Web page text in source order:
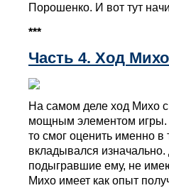
Порошенко. И вот тут
***
Часть 4. Ход Михо
На самом деле ход Михо
мощным элементом игры.
то смог оценить именно
вкладывался
подыгравшие ему, не
Михо имеет как опыт